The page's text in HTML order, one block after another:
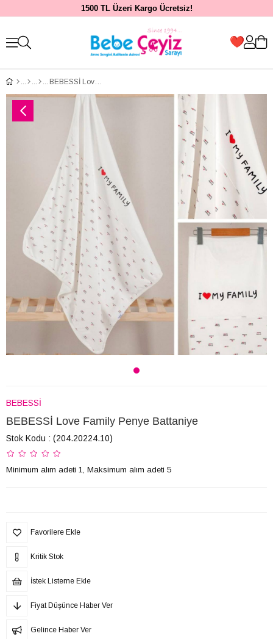
1500 TL Üzeri Kargo Ücretsiz!
BEBESSİ Love Family Penye Battaniye
BEBESSİ
BEBESSİ Love Family Penye Battaniye
Stok Kodu (204.20224.10)
Minimum alım adeti 1, Maksimum alım adeti 5
Favorilere Ekle
Kritik Stok
İstek Listeme Ekle
Fiyat Düşünce Haber Ver
Gelince Haber Ver